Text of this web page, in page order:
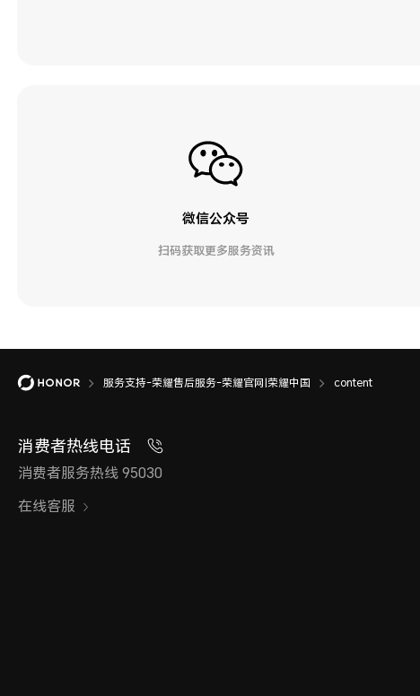
微信公众号
扫码获取更多服务资讯
服务支持-荣耀售后服务-荣耀官网|荣耀中国 content
消费者热线电话
消费者服务热线 95030
在线客服